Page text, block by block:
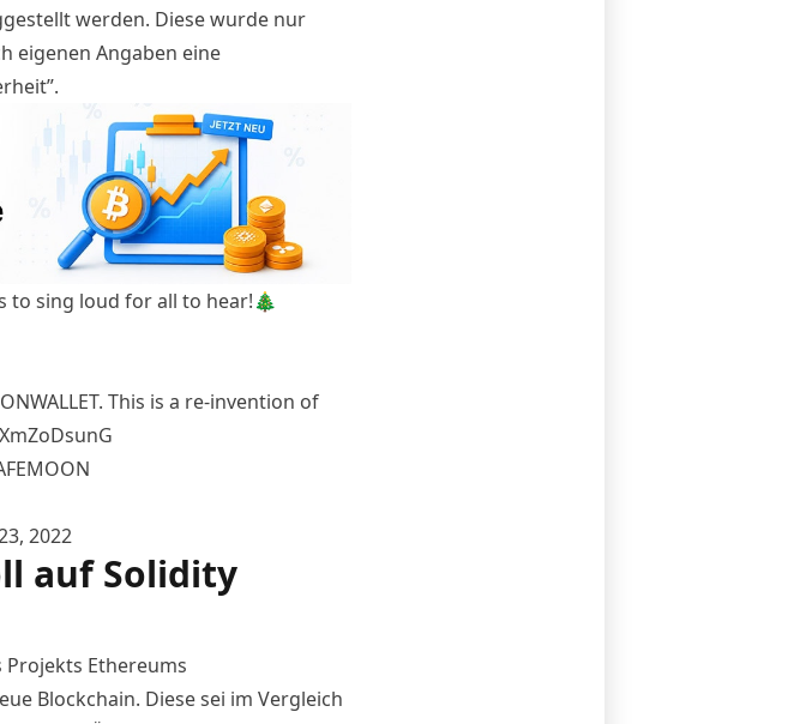
werden. Diese wurde nur
eigenen Angaben eine
to sing loud for all to hear!🎄
. This is a re-invention of
2022
auf Solidity
Ethereums
Blockchain. Diese sei im Vergleich